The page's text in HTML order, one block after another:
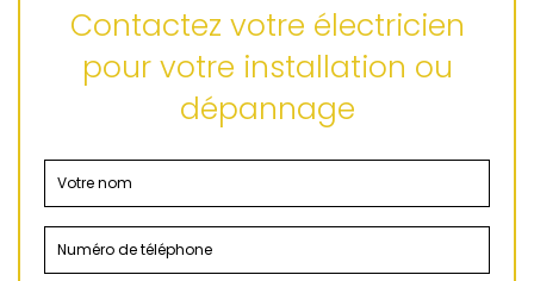
Contactez votre électricien
pour votre installation ou
dépannage